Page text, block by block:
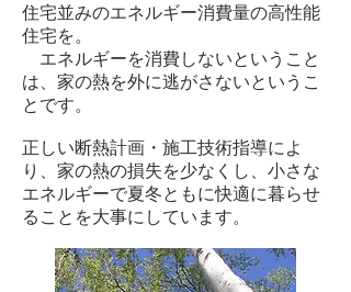
住宅並みのエネルギー消費量の高性能
住宅を。
エネルギーを消費しないということ
は、家の熱を外に逃がさないというこ
とです。
正しい断熱計画・施工技術指導によ
り、家の熱の損失を少なくし、小さな
エネルギーで夏冬ともに快適に暮らせ
ることを大事にしています。